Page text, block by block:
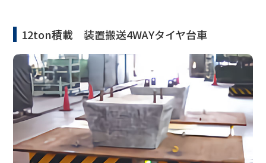
12ton積載 装置搬送4WAYタイヤ台車